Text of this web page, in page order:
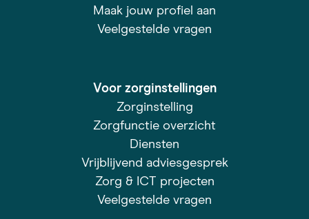
Maak jouw profiel aan
Veelgestelde vragen
Voor zorginstellingen
Zorginstelling
Zorgfunctie overzicht
Diensten
Vrijblijvend adviesgesprek
Zorg & ICT projecten
Veelgestelde vragen